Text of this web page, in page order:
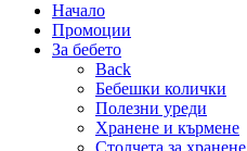
Начало
Промоции
За бебето
Back
Бебешки колички
Полезни уреди
Хранене и кърмене